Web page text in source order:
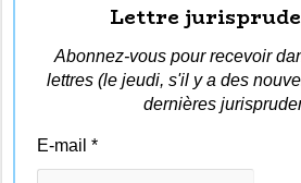
Lettre
Abonnez-vous pour recevoir
lettres (le jeudi, s'il y a des
dernières
E-mail*